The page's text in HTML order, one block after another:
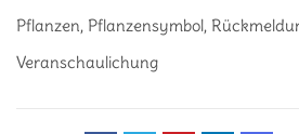
Pflanzen, Pflanzensymbol,
Veranschaulichung